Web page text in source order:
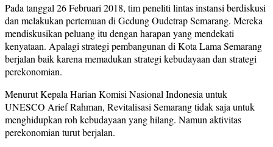
Pada tanggal 26 Februari 2018, tim peneliti lintas instansi berdiskusi
dan melakukan pertemuan di Gedung Oudetrap Semarang. Mereka
mendiskusikan peluang itu dengan harapan yang mendekati
kenyataan. Apalagi strategi pembangunan di Kota Lama Semarang
berjalan baik karena memadukan strategi kebudayaan dan strategi
perekonomian.
Menurut Kepala Harian Komisi Nasional Indonesia untuk
UNESCO Arief Rahman, Revitalisasi Semarang tidak saja untuk
menghidupkan roh kebudayaan yang hilang. Namun aktivitas
perekonomian turut berjalan.